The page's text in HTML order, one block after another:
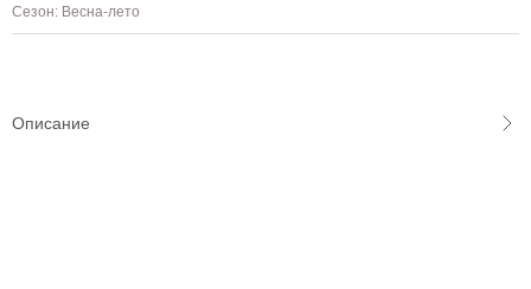
Сезон: Весна-лето
Описание